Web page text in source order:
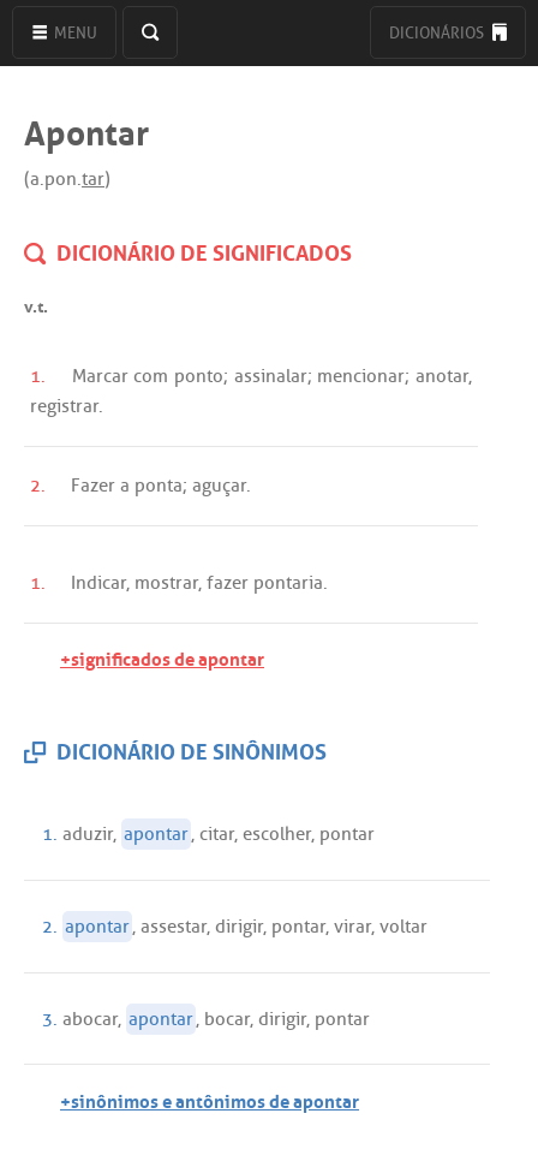
MENU DICIONÁRIOS
Apontar
(a.pon.tar)
DICIONÁRIO DE SIGNIFICADOS
v.t.
1. Marcar com ponto; assinalar; mencionar;anotar,
registrar.
2. Fazer a ponta; aguçar.
1. Indicar, mostrar, fazer pontaria.
+significados de apontar
DICIONÁRIO DE SINÔNIMOS
1. aduzir, apontar, citar, escolher, pontar
2. apontar, assestar, dirigir, pontar, virar, voltar
3. abocar, apontar, bocar, dirigir, pontar
+sinônimos e antônimos de apontar